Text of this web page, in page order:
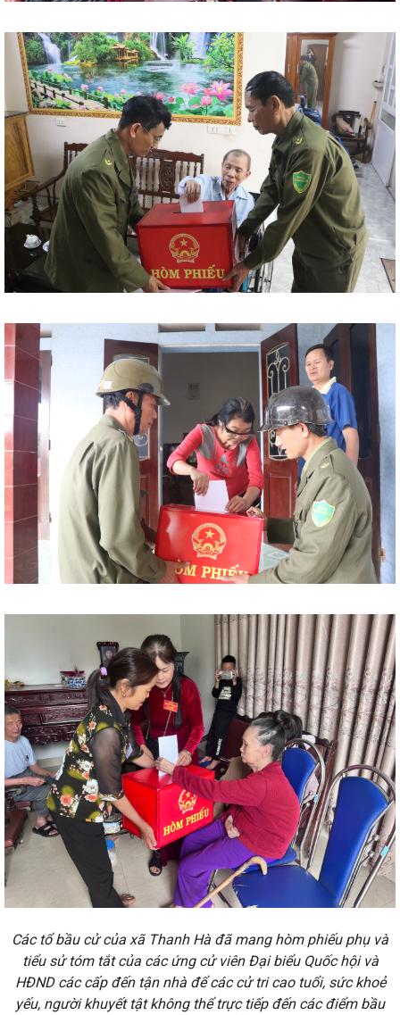
Các tổ bầu cử của xã Thanh Hà đã mang hòm phiếu phụ và
tiểu sử tóm tắt của các ứng cử viên Đại biểu Quốc hội và
HĐND các cấp đến tận nhà để các cử tri cao tuổi, sức khoẻ
yếu, người khuyết tật không thể trực tiếp đến các điểm bầu